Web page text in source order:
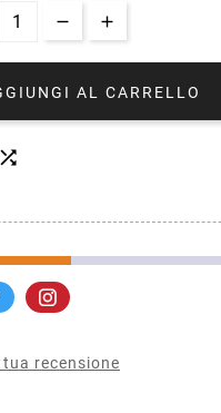
AL CARRELLO

recensione